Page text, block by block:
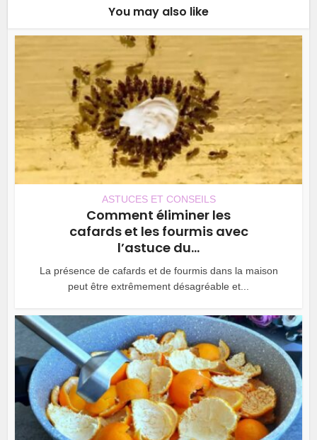
You may also like
ASTUCES ET CONSEILS
Comment éliminer les
cafards et les fourmis avec
l’astuce du...
La présence de cafards et de fourmis dans la maison
peut être extrêmement désagréable et...